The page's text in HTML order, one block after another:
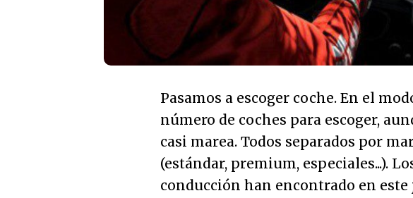
Pasamos a escoger coche. En el
número de coches para escoger,
casi marea. Todos separados por
(estándar, premium, especiales...).
conducción han encontrado en